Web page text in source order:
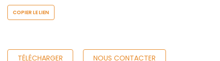
COPIER LE LIEN
TÉLÉCHARGER NOUS CONTACTER